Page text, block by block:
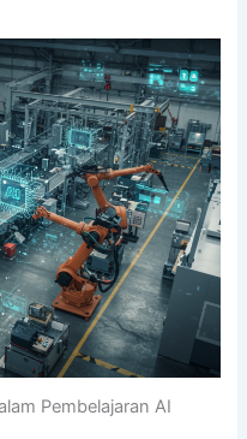
Pembelajaran AI